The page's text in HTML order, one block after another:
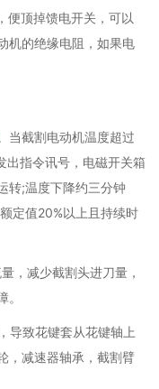
便顶掉馈电开关，可以
机的绝缘电阻，如果电
当截割电动机温度超过
指令讯号，电磁开关箱
转;温度下降约三分钟
定值20%以上且持续时
，减少截割头进刀量，
导致花键套从花键轴上
，减速器轴承，截割臂